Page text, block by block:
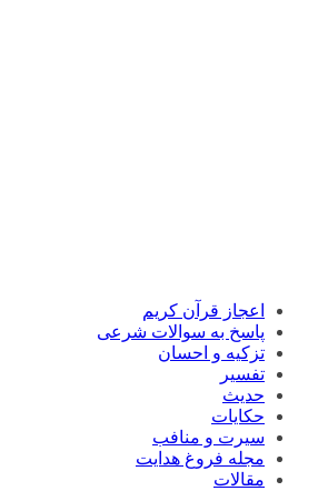
اعجاز قرآن کریم
پاسخ به سوالات شرعی
تزکیه و احسان
تفسیر
حدیث
حکایات
سیرت و منافب
مجله فروغ هدایت
مقالات